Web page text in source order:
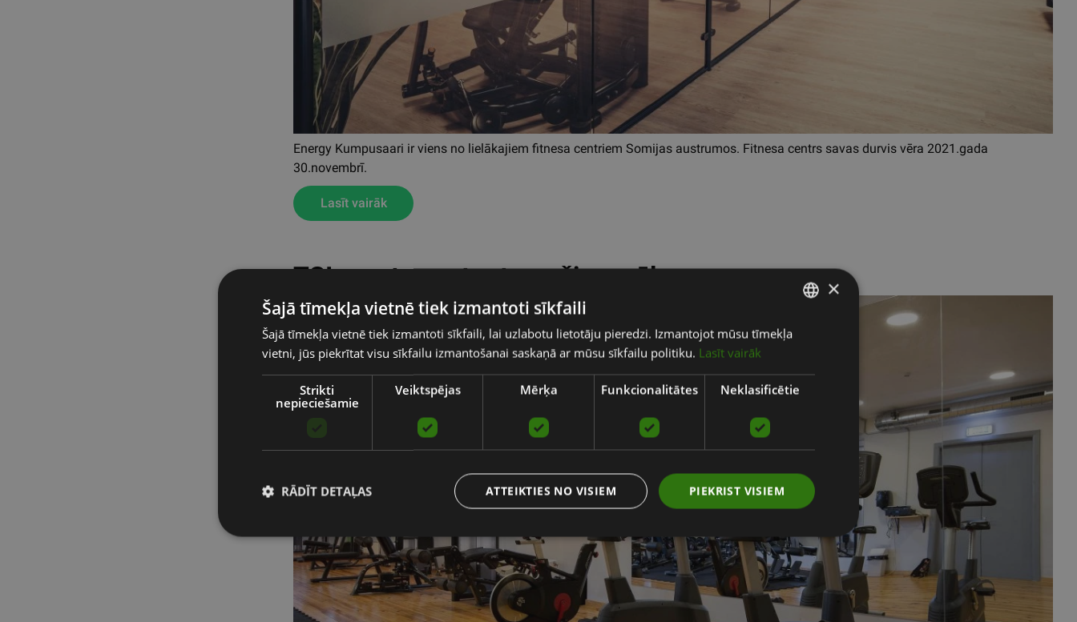
Energy Kumpusaari ir viens no lielākajiem fitnesa centriem Somijas austrumos. Fitnesa centrs savas durvis vēra 2021.gada
30.novembrī.
Lasīt vairāk
TSI sporta centra trenažieru zāle
LATVIAN
RUSSIAN
×
Šajā tīmekļa vietnē tiek izmantoti sīkfaili
Šajā tīmekļa vietnē tiek izmantoti sīkfaili, lai uzlabotu lietotāju pieredzi. Izmantojot mūsu tīmekļa
vietni, jūs piekrītat visu sīkfailu izmantošanai saskaņā ar mūsu sīkfailu politiku. Lasīt vairāk
Strikti
nepieciešamie
Veiktspējas Mērķa Funkcionalitātes Neklasificētie
PIEKRIST VISIEM
ATTEIKTIES NO VISIEM
RĀDĪT DETAĻAS